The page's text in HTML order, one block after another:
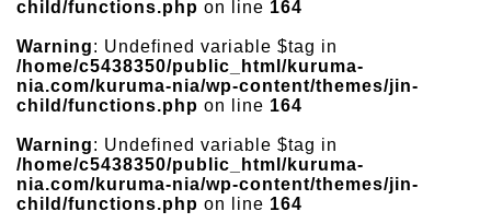
child/functions.php on line 164
Warning: Undefined variable $tag in
/home/c5438350/public_html/kuruma-
nia.com/kuruma-nia/wp-content/themes/jin-
child/functions.php on line 164
Warning: Undefined variable $tag in
/home/c5438350/public_html/kuruma-
nia.com/kuruma-nia/wp-content/themes/jin-
child/functions.php on line 164